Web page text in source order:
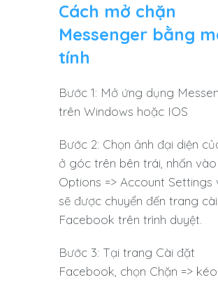
Cách mở chặn
Messenger bằng
tính
Bước 1: Mở ứng dụng
trên Windows hoặc IOS
Bước 2: Chọn ảnh đại diện
ở góc trên bên trái, nhấn vào
Options => Account Settings
sẽ được chuyển đến trang
Facebook trên trình duyệt.
Bước 3: Tại trang Cài đặt
Facebook, chọn Chặn =>